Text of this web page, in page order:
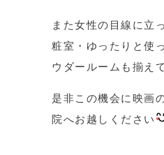
また女性の目線に立
粧室・ゆったりと使
ウダールームも揃え
是非この機会に映画
院へお越しください